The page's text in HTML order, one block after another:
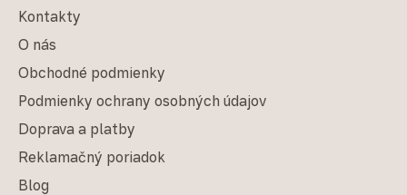
Kontakty
O nás
Obchodné podmienky
Podmienky ochrany osobných údajov
Doprava a platby
Reklamačný poriadok
Blog